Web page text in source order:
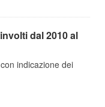
dal 2010 al
indicazione dei